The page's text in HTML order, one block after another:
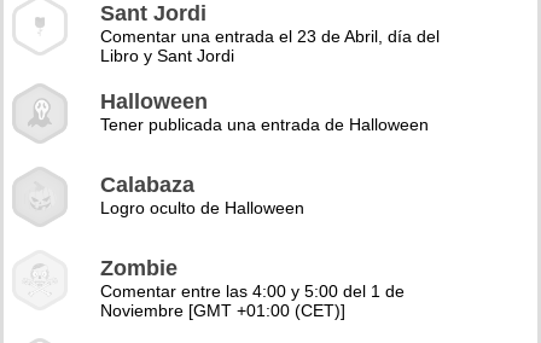
Sant Jordi
Comentar una entrada el 23 de Abril, día del
Libro y Sant Jordi
Halloween
Tener publicada una entrada de Halloween
Calabaza
Logro oculto de Halloween
Zombie
Comentar entre las 4:00 y 5:00 del 1 de
Noviembre [GMT +01:00 (CET)]